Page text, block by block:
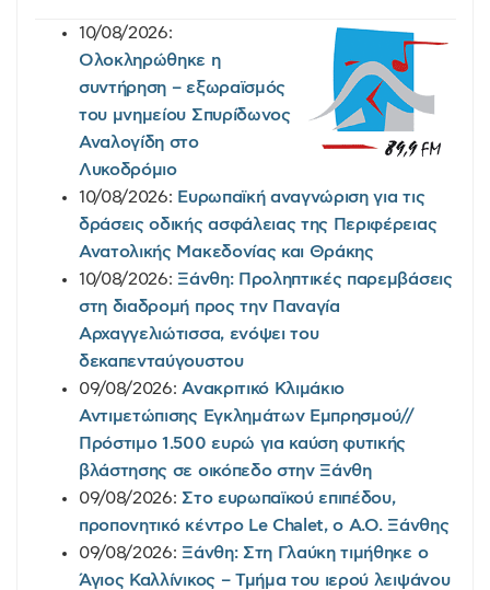
10/08/2026:
Ολοκληρώθηκε η
συντήρηση – εξωραϊσμός
του μνημείου Σπυρίδωνος
Αναλογίδη στο
Λυκοδρόμιο
10/08/2026: Ευρωπαϊκή αναγνώριση για τις
δράσεις οδικής ασφάλειας της Περιφέρειας
Ανατολικής Μακεδονίας και Θράκης
10/08/2026: Ξάνθη: Προληπτικές παρεμβάσεις
στη διαδρομή προς την Παναγία
Αρχαγγελιώτισσα, ενόψει του
δεκαπενταύγουστου
09/08/2026: Ανακριτικό Κλιμάκιο
Αντιμετώπισης Εγκλημάτων Εμπρησμού//
Πρόστιμο 1.500 ευρώ για καύση φυτικής
βλάστησης σε οικόπεδο στην Ξάνθη
09/08/2026: Στο ευρωπαϊκού επιπέδου,
προπονητικό κέντρο Le Chalet, o A.O. Ξάνθης
09/08/2026: Ξάνθη: Στη Γλαύκη τιμήθηκε ο
Άγιος Καλλίνικος – Τμήμα του ιερού λειψάνου